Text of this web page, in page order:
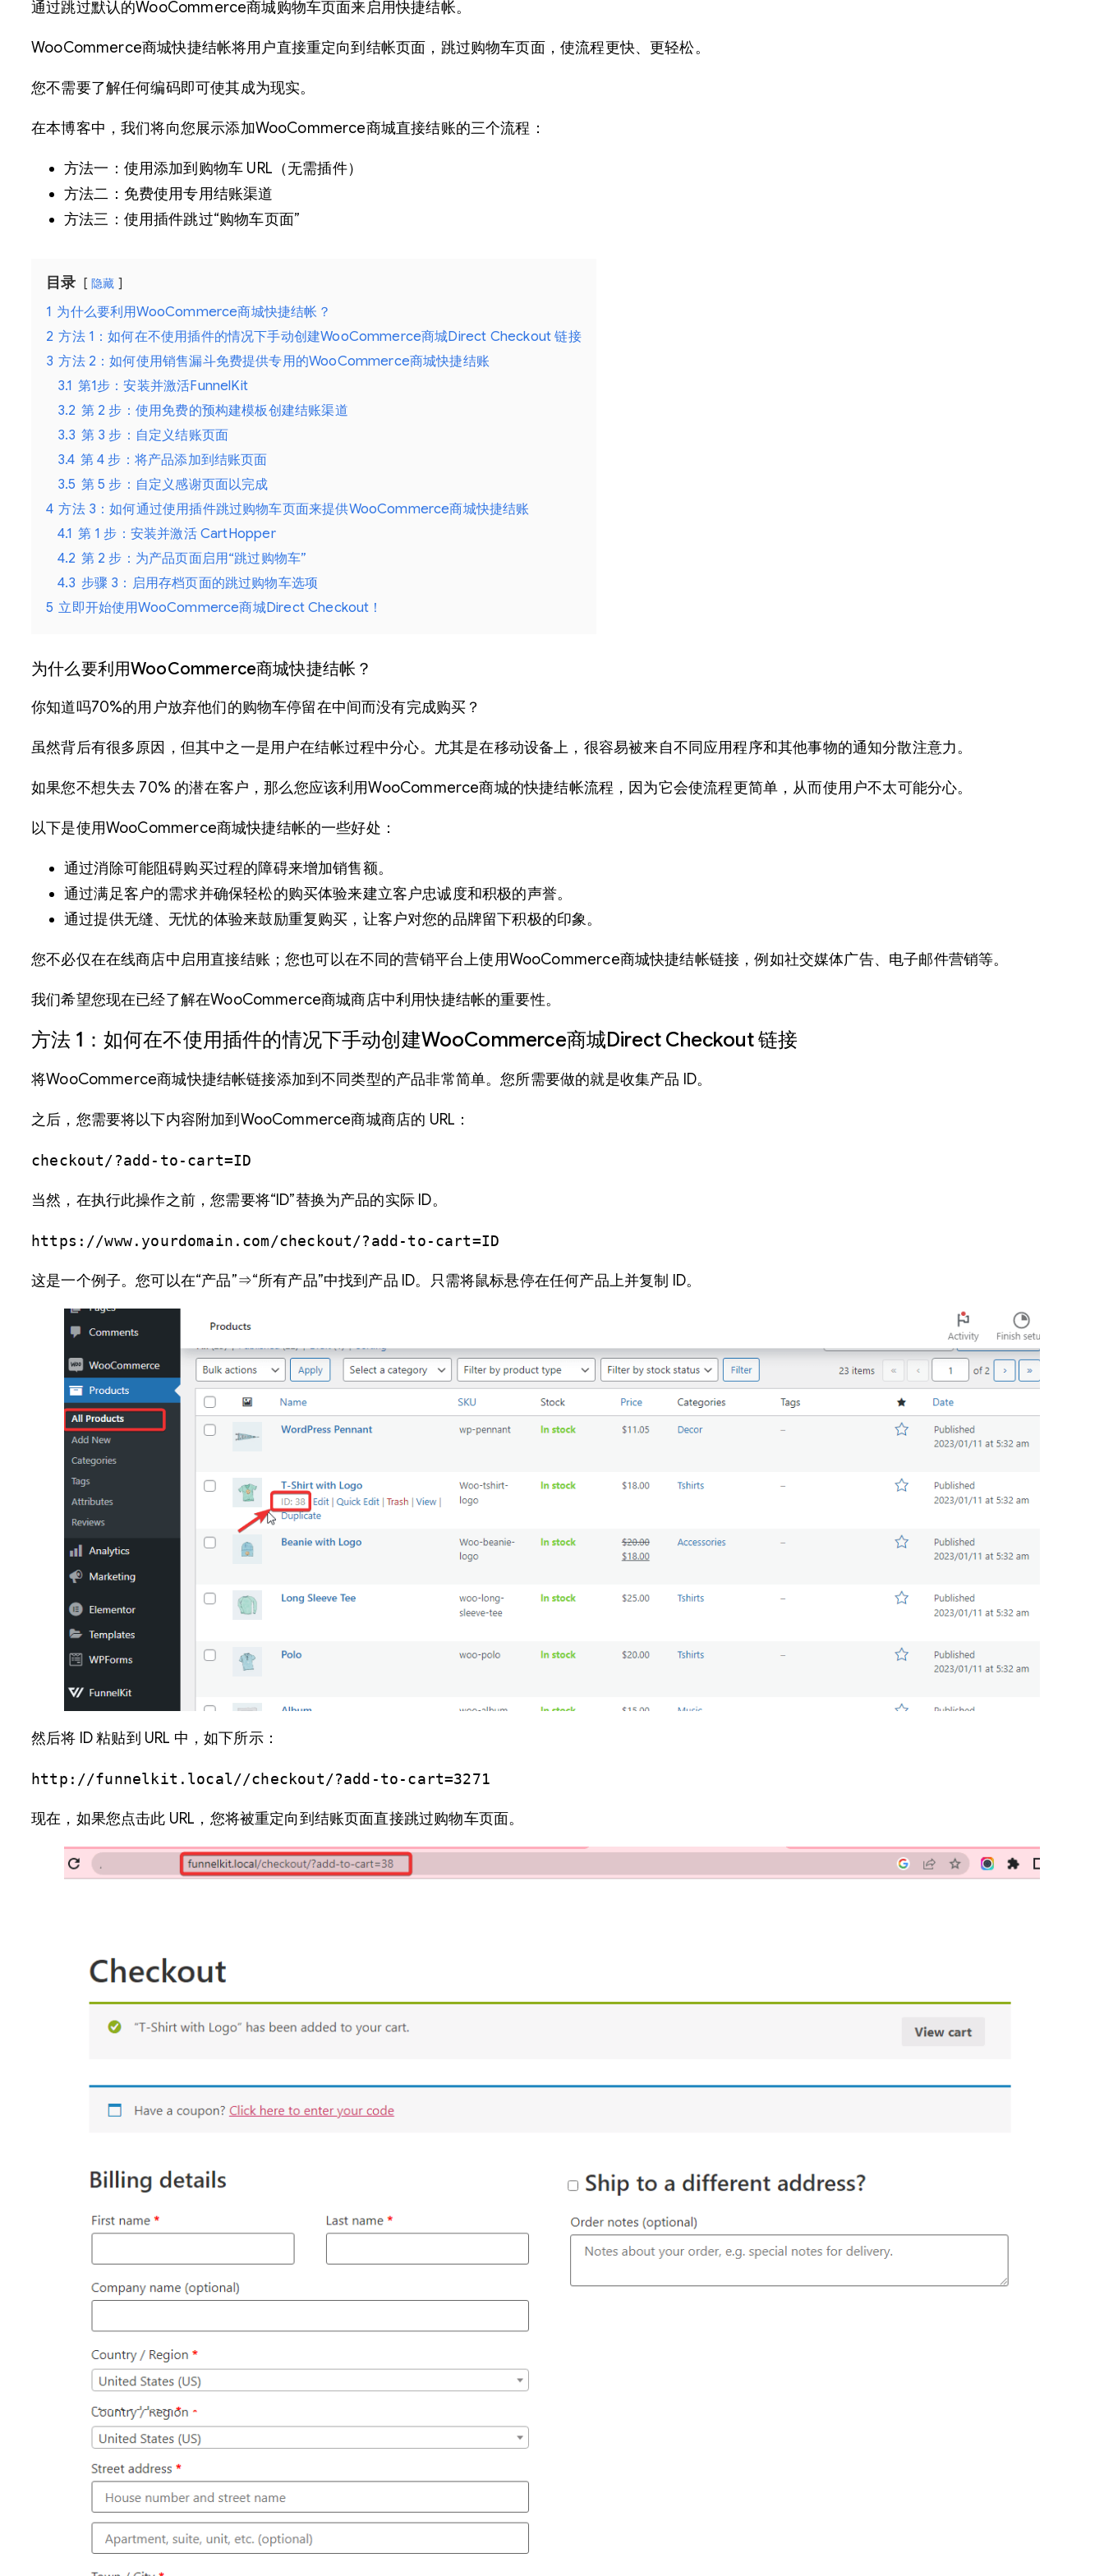
通过跳过默认的WooCommerce商城购物车页面来启用快捷结帐。
WooCommerce商城快捷结帐将用户直接重定向到结帐页面，跳过购物车页面，使流程更快、更轻松。
您不需要了解任何编码即可使其成为现实。
在本博客中，我们将向您展示添加WooCommerce商城直接结账的三个流程：
方法一：使用添加到购物车 URL（无需插件）
方法二：免费使用专用结账渠道
方法三：使用插件跳过“购物车页面”
目录 隐藏
1 为什么要利用WooCommerce商城快捷结帐？
2 方法 1：如何在不使用插件的情况下手动创建WooCommerce商城Direct Checkout 链接
3 方法 2：如何使用销售漏斗免费提供专用的WooCommerce商城快捷结账
3.1 第1步：安装并激活FunnelKit
3.2 第 2 步：使用免费的预构建模板创建结账渠道
3.3 第 3 步：自定义结账页面
3.4 第 4 步：将产品添加到结账页面
3.5 第 5 步：自定义感谢页面以完成
4 方法 3：如何通过使用插件跳过购物车页面来提供WooCommerce商城快捷结账
4.1 第 1 步：安装并激活 CartHopper
4.2 第 2 步：为产品页面启用“跳过购物车”
4.3 步骤 3：启用存档页面的跳过购物车选项
5 立即开始使用WooCommerce商城Direct Checkout！
为什么要利用WooCommerce商城快捷结帐？
你知道吗70%的用户放弃他们的购物车停留在中间而没有完成购买？
虽然背后有很多原因，但其中之一是用户在结帐过程中分心。尤其是在移动设备上，很容易被来自不同应用程序和其他事物的通知分散注意力。
如果您不想失去 70% 的潜在客户，那么您应该利用WooCommerce商城的快捷结帐流程，因为它会使流程更简单，从而使用户不太可能分心。
以下是使用WooCommerce商城快捷结帐的一些好处：
通过消除可能阻碍购买过程的障碍来增加销售额。
通过满足客户的需求并确保轻松的购买体验来建立客户忠诚度和积极的声誉。
通过提供无缝、无忧的体验来鼓励重复购买，让客户对您的品牌留下积极的印象。
您不必仅在在线商店中启用直接结账；您也可以在不同的营销平台上使用WooCommerce商城快捷结帐链接，例如社交媒体广告、电子邮件营销等。
我们希望您现在已经了解在WooCommerce商城商店中利用快捷结帐的重要性。
方法 1：如何在不使用插件的情况下手动创建WooCommerce商城Direct Checkout 链接
将WooCommerce商城快捷结帐链接添加到不同类型的产品非常简单。您所需要做的就是收集产品 ID。
之后，您需要将以下内容附加到WooCommerce商城商店的 URL：
checkout/?add-to-cart=ID
当然，在执行此操作之前，您需要将“ID”替换为产品的实际 ID。
https://www.yourdomain.com/checkout/?add-to-cart=ID
这是一个例子。您可以在“产品”⇒“所有产品”中找到产品 ID。只需将鼠标悬停在任何产品上并复制 ID。
然后将 ID 粘贴到 URL 中，如下所示：
http://funnelkit.local//checkout/?add-to-cart=3271
现在，如果您点击此 URL，您将被重定向到结账页面直接跳过购物车页面。